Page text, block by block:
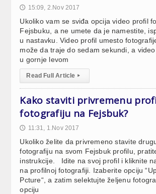
🕔 15:09, 2.Nov 2017
Ukoliko vam se sviđa opcija video profil
Fejsbuku, a ne umete da je namestite,
u nastavku. Video profil umesto
može da traje do sedam sekundi, a
u gornje levom
Read Full Article ▸
Kako staviti privremenu
fotografiju na Fejsbuk?
🕔 11:31, 1.Nov 2017
Ukoliko želite da privremeno stavite
fotografiju na svom Fejsbuk profilu,
instrukcije. Idite na svoj profil i kliknite
na profilnoj fotografiji. Izaberite opciju
Pcture“, a zatim selektujte željenu
opciju